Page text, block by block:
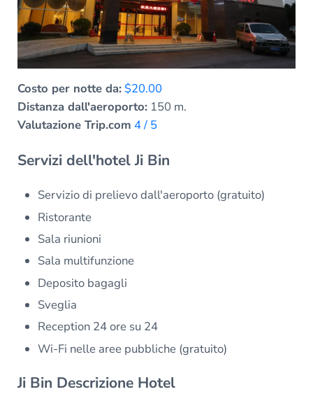
Costo per notte da: $20.00
Distanza dall'aeroporto:150 m.
Valutazione Trip.com 4 / 5
Servizi dell'hotel Ji Bin
Servizio di prelievo dall'aeroporto (gratuito)
Ristorante
Sala riunioni
Sala multifunzione
Deposito bagagli
Sveglia
Reception 24 ore su 24
Wi-Fi nelle aree pubbliche (gratuito)
Ji Bin Descrizione Hotel